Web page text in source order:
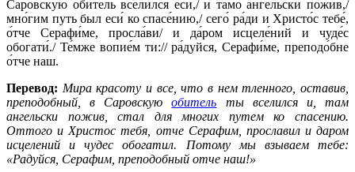
Саро́вскую оби́тель всели́лся еси́,/ и та́мо а́нгельски пожи́в,/
мно́гим путь был еси́ ко спасе́нию,/ сего́ ра́ди и Христо́с тебе́,
о́тче Серафи́ме, просла́ви/ и да́ром исцеле́ний и чуде́с
обогати́./ Те́мже вопие́м ти:// ра́дуйся, Серафи́ме, преподо́бне
о́тче наш.
Перевод: Мира красоту и все, что в нем тленного, оставив,
преподобный, в Саровскую
обитель
ты вселился и, там
ангельски пожив, стал для многих путем ко спасению.
Оттого и Христос тебя, отче Серафим, прославил и даром
исцелений и чудес обогатил. Потому мы взываем тебе:
«Радуйся, Серафим, преподобный отче наш!»